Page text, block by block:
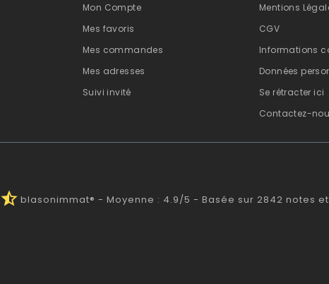
Mon Compte
Mes favoris
Mes commandes
Mes adresses
Suivi invité
Mentions
CGV
Informations
Données
Se rétracter ici
Contactez-
star_half blasonimmat® - Moyenne : 4.9/5 - Basée sur 2842 notes et